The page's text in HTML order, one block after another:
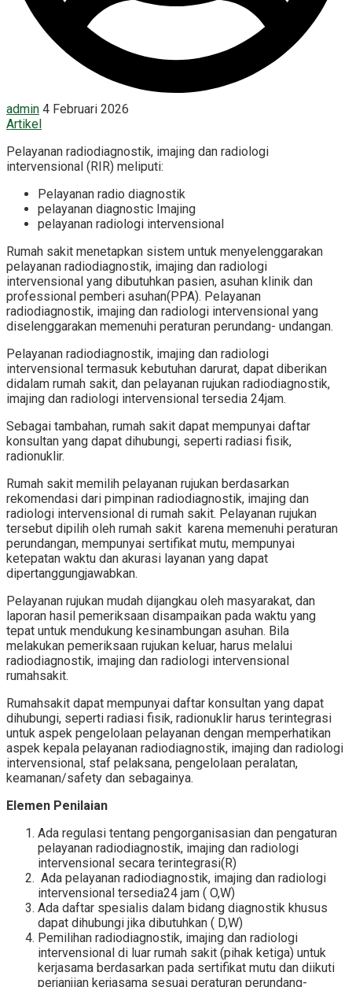
admin 4 Februari 2026
Artikel
Pelayanan radiodiagnostik, imajing dan radiologi
intervensional (RIR) meliputi:
Pelayanan radio diagnostik
pelayanan diagnostic Imajing
pelayanan radiologi intervensional
Rumah sakit menetapkan sistem untuk menyelenggarakan
pelayanan radiodiagnostik, imajing dan radiologi
intervensional yang dibutuhkan pasien, asuhan klinik dan
professional pemberi asuhan(PPA). Pelayanan
radiodiagnostik, imajing dan radiologi intervensional yang
diselenggarakan memenuhi peraturan perundang- undangan.
Pelayanan radiodiagnostik, imajing dan radiologi
intervensional termasuk kebutuhan darurat, dapat diberikan
didalam rumah sakit, dan pelayanan rujukan radiodiagnostik,
imajing dan radiologi intervensional tersedia 24jam.
Sebagai tambahan, rumah sakit dapat mempunyai daftar
konsultan yang dapat dihubungi, seperti radiasi fisik,
radionuklir.
Rumah sakit memilih pelayanan rujukan berdasarkan
rekomendasi dari pimpinan radiodiagnostik, imajing dan
radiologi intervensional di rumah sakit. Pelayanan rujukan
tersebut dipilih oleh rumah sakit karena memenuhi peraturan
perundangan, mempunyai sertifikat mutu, mempunyai
ketepatan waktu dan akurasi layanan yang dapat
dipertanggungjawabkan.
Pelayanan rujukan mudah dijangkau oleh masyarakat, dan
laporan hasil pemeriksaan disampaikan pada waktu yang
tepat untuk mendukung kesinambungan asuhan. Bila
melakukan pemeriksaan rujukan keluar, harus melalui
radiodiagnostik, imajing dan radiologi intervensional
rumahsakit.
Rumahsakit dapat mempunyai daftar konsultan yang dapat
dihubungi, seperti radiasi fisik, radionuklir harus terintegrasi
untuk aspek pengelolaan pelayanan dengan memperhatikan
aspek kepala pelayanan radiodiagnostik, imajing dan radiologi
intervensional, staf pelaksana, pengelolaan peralatan,
keamanan/safety dan sebagainya.
Elemen Penilaian
Ada regulasi tentang pengorganisasian dan pengaturan
pelayanan radiodiagnostik, imajing dan radiologi
intervensional secara terintegrasi(R)
Ada pelayanan radiodiagnostik, imajing dan radiologi
intervensional tersedia24 jam ( O,W)
Ada daftar spesialis dalam bidang diagnostik khusus
dapat dihubungi jika dibutuhkan ( D,W)
Pemilihan radiodiagnostik, imajing dan radiologi
intervensional di luar rumah sakit (pihak ketiga) untuk
kerjasama berdasarkan pada sertifikat mutu dan diikuti
perjanjian kerjasama sesuai peraturan perundang-